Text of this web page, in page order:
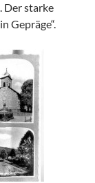
Der starke
Gepräge“.